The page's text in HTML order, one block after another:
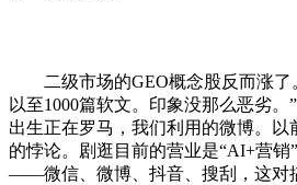
二级市场的GEO概念股反而涨了
以至1000篇软文。印象没那么恶劣
出生正在罗马，我们利用的微博。以
的悖论。剧逛目前的营业是“AI+营销
——微信、微博、抖音、搜刮，这对